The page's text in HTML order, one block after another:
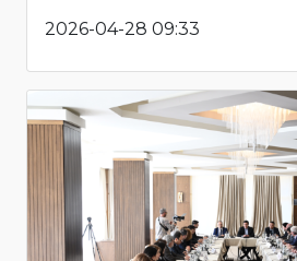
2026-04-28 09:33